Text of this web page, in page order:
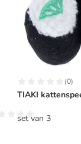
(0)
TIAKI
set van 3